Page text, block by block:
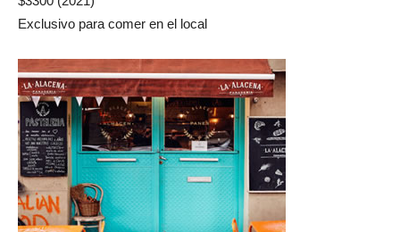
Exclusivo para comer en el local